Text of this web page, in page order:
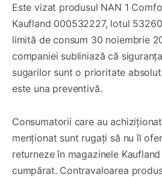
Este vizat produsul NAN 1
Kaufland 000532227, lotul
limită de consum 30 noiembrie
companiei subliniază că
sugarilor sunt o prioritate
este una preventivă.
Consumatorii care au
menționat sunt rugați să nu îl
returneze în magazinele
cumpărat. Contravaloarea